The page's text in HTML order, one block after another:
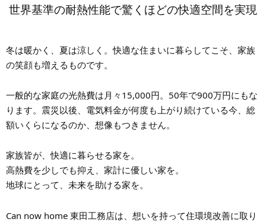
世界基準の耐熱性能で驚くほどの快適空間を実現
冬は暖かく、夏は涼しく。快適な住まいに暮らしてこそ、家族
の笑顔も増えるものです。
一般的な家庭の光熱費は月々15,000円。50年で900万円にもな
ります。震災以後、電気料金が何度も上がり続けている今、総
額いくらになるのか、想像もつきません。
家族皆が、快適に暮らせる家を。
高熱費を少しでも抑え、家計に優しい家を。
地球にとって、未来を助ける家を。
Can now home 東田工務店は、想いを持って住環境改善に取り